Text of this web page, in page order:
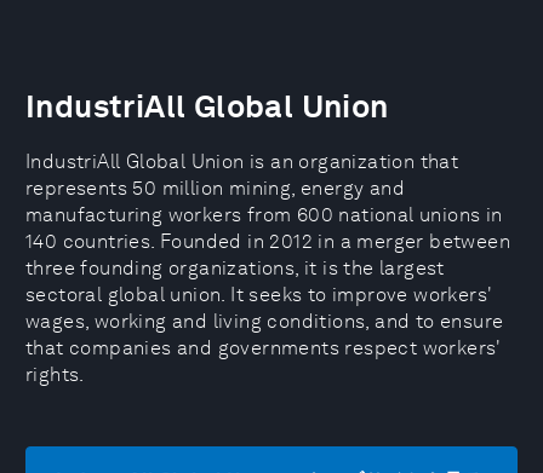
IndustriAll Global Union
IndustriAll Global Union is an organization that
represents 50 million mining, energy and
manufacturing workers from 600 national unions in
140 countries. Founded in 2012 in a merger between
three founding organizations, it is the largest
sectoral global union. It seeks to improve workers'
wages, working and living conditions, and to ensure
that companies and governments respect workers'
rights.